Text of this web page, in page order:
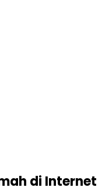
di Internet